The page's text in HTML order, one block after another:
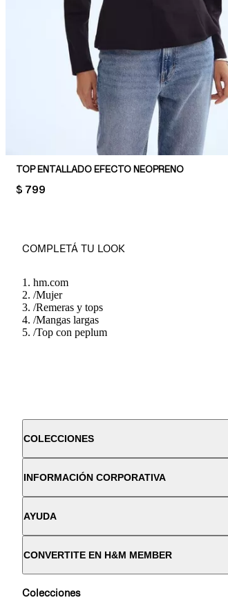
TOP ENTALLADO EFECTO NEOPRENO
PRICE:
$ 799
COMPLETÁ TU LOOK
hm.com
/Mujer
/Remeras y tops
/Mangas largas
/Top con peplum
COLECCIONES
INFORMACIÓN CORPORATIVA
AYUDA
CONVERTITE EN H&M MEMBER
Colecciones